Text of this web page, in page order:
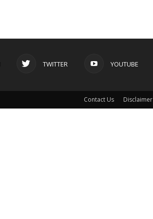
TWITTER YOUTUBE
Contact Us Disclaimer